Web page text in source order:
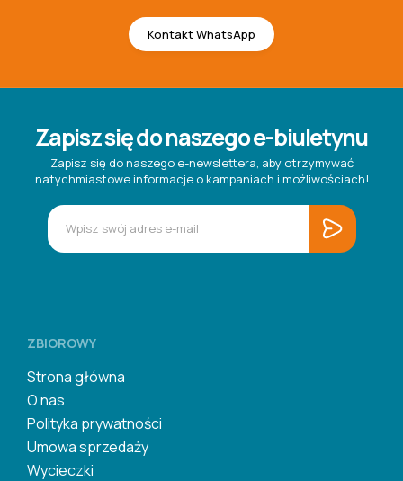
Kontakt WhatsApp
Zapisz się do naszego e-biuletynu
Zapisz się do naszego e-newslettera, aby otrzymywać
natychmiastowe informacje o kampaniach i możliwościach!
ZBIOROWY
Strona główna
O nas
Polityka prywatności
Umowa sprzedaży
Wycieczki